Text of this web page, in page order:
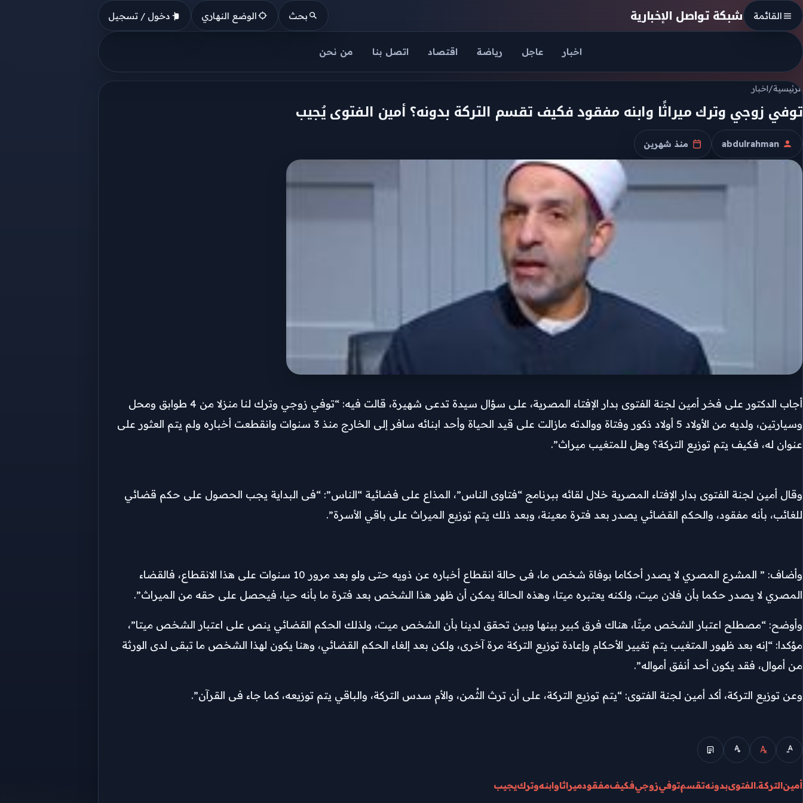
Skip to contentشبكة تواصل الإخبارية القائمة بحث الوضع النهاري دخول / تسجيل
اخبار عاجل رياضة اقتصاد اتصل بنا من نحن
الرئيسية/اخبار
توفي زوجي وترك ميراثًا وابنه مفقود فكيف تقسم التركة بدونه؟ أمين الفتوى يُجيب
الكاتب
abdulrahman
تاريخ النشر
منذ شهرين
أجاب الدكتور على فخر أمين لجنة الفتوى بدار الإفتاء المصرية، على سؤال سيدة تدعى شهيرة، قالت فيه: “توفي زوجي وترك لنا منزلا من 4 طوابق ومحل
وسيارتين، ولديه من الأولاد 5 أولاد ذكور وفتاة ووالدته مازالت على قيد الحياة وأحد ابنائه سافر إلى الخارج منذ 3 سنوات وانقطعت أخباره ولم يتم العثور على
عنوان له، فكيف يتم توزيع التركة؟ وهل للمتغيب ميراث”.
وقال أمين لجنة الفتوى بدار الإفتاء المصرية خلال لقائه ببرنامج “فتاوى الناس”، المذاع على فضائية “الناس”: “فى البداية يجب الحصول على حكم قضائي
للغائب، بأنه مفقود، والحكم القضائي يصدر بعد فترة معينة، وبعد ذلك يتم توزيع الميراث على باقي الأسرة”.
وأضاف: ” المشرع المصري لا يصدر أحكاما بوفاة شخص ما، فى حالة انقطاع أخباره عن ذويه حتى ولو بعد مرور 10 سنوات على هذا الانقطاع، فالقضاء
المصري لا يصدر حكما بأن فلان ميت، ولكنه يعتبره ميتا، وهذه الحالة يمكن أن ظهر هذا الشخص بعد فترة ما بأنه حيا، فيحصل على حقه من الميراث”.
وأوضح: “مصطلح اعتبار الشخص ميتًا، هناك فرق كبير بينها وبين تحقق لدينا بأن الشخص ميت، ولذلك الحكم القضائي ينص على اعتبار الشخص ميتا”،
مؤكدا: “إنه بعد ظهور المتغيب يتم تغيير الأحكام وإعادة توزيع التركة مرة آخرى، ولكن بعد إلغاء الحكم القضائي، وهنا يكون لهذا الشخص ما تبقى لدى الورثة
من أموال، فقد يكون أحد أنفق أمواله”.
وعن توزيع التركة، أكد أمين لجنة الفتوى: “يتم توزيع التركة، على أن ترث الثُمن، والأم سدس التركة، والباقي يتم توزيعه، كما جاء فى القرآن”.
الوضع المبسط
أمينالتركة.الفتوىبدونهتقسمتوفيزوجيفكيفمفقودميراثاوابنهوتركيجيب